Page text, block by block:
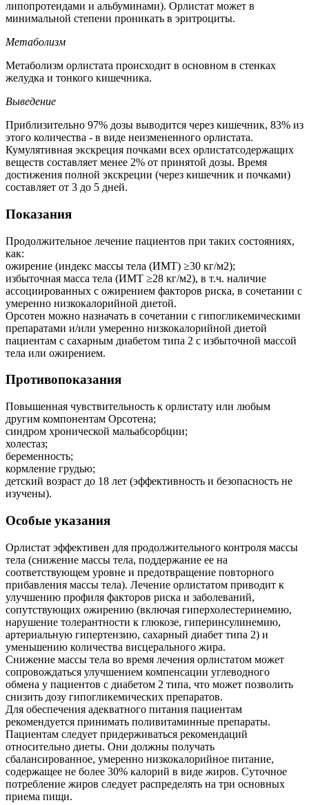
липопротеидами и альбуминами). Орлистат может в
минимальной степени проникать в эритроциты.
Метаболизм
Метаболизм орлистата происходит в основном в стенках
желудка и тонкого кишечника.
Выведение
Приблизительно 97% дозы выводится через кишечник, 83% из
этого количества - в виде неизмененного орлистата.
Кумулятивная экскреция почками всех орлистатсодержащих
веществ составляет менее 2% от принятой дозы. Время
достижения полной экскреции (через кишечник и почками)
составляет от 3 до 5 дней.
Показания
Продолжительное лечение пациентов при таких состояниях,
как:
ожирение (индекс массы тела (ИМТ) ≥30 кг/м2);
избыточная масса тела (ИМТ ≥28 кг/м2), в т.ч. наличие
ассоциированных с ожирением факторов риска, в сочетании с
умеренно низкокалорийной диетой.
Орсотен можно назначать в сочетании с гипогликемическими
препаратами и/или умеренно низкокалорийной диетой
пациентам с сахарным диабетом типа 2 с избыточной массой
тела или ожирением.
Противопоказания
Повышенная чувствительность к орлистату или любым
другим компонентам Орсотена;
синдром хронической мальабсорбции;
холестаз;
беременность;
кормление грудью;
детский возраст до 18 лет (эффективность и безопасность не
изучены).
Особые указания
Орлистат эффективен для продолжительного контроля массы
тела (снижение массы тела, поддержание ее на
соответствующем уровне и предотвращение повторного
прибавления массы тела). Лечение орлистатом приводит к
улучшению профиля факторов риска и заболеваний,
сопутствующих ожирению (включая гиперхолестеринемию,
нарушение толерантности к глюкозе, гиперинсулинемию,
артериальную гипертензию, сахарный диабет типа 2) и
уменьшению количества висцерального жира.
Снижение массы тела во время лечения орлистатом может
сопровождаться улучшением компенсации углеводного
обмена у пациентов с диабетом 2 типа, что может позволить
снизить дозу гипогликемических препаратов.
Для обеспечения адекватного питания пациентам
рекомендуется принимать поливитаминные препараты.
Пациентам следует придерживаться рекомендаций
относительно диеты. Они должны получать
сбалансированное, умеренно низкокалорийное питание,
содержащее не более 30% калорий в виде жиров. Суточное
потребление жиров следует распределять на три основных
приема пищи.